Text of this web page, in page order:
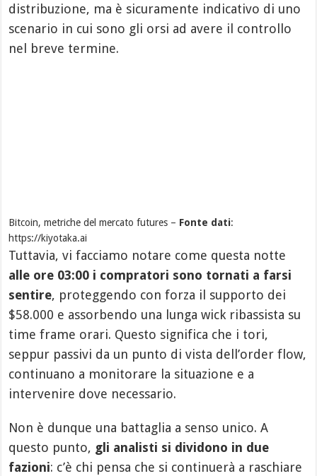
distribuzione, ma è sicuramente indicativo di uno
scenario in cui sono gli orsi ad avere il controllo
nel breve termine.
Bitcoin, metriche del mercato futures – Fonte dati:
https://kiyotaka.ai
Tuttavia, vi facciamo notare come questa notte
alle ore 03:00 i compratori sono tornati a farsi
sentire, proteggendo con forza il supporto dei
$58.000 e assorbendo una lunga wick ribassista su
time frame orari. Questo significa che i tori,
seppur passivi da un punto di vista dell’order flow,
continuano a monitorare la situazione e a
intervenire dove necessario.
Non è dunque una battaglia a senso unico. A
questo punto, gli analisti si dividono in due
fazioni: c’è chi pensa che si continuerà a raschiare